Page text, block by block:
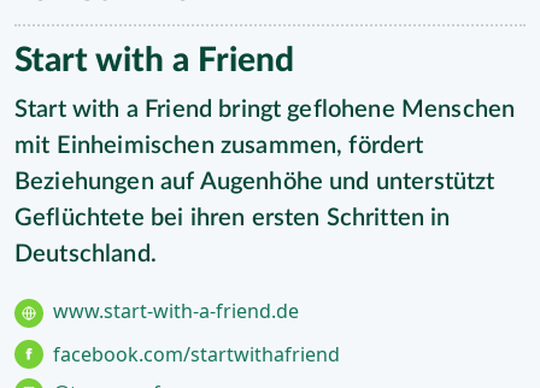
Start with a Friend
Start with a Friend bringt geflohene Menschen
mit Einheimischen zusammen, fördert
Beziehungen auf Augenhöhe und unterstützt
Geflüchtete bei ihren ersten Schritten in
Deutschland.
www.start-with-a-friend.de
facebook.com/startwithafriend